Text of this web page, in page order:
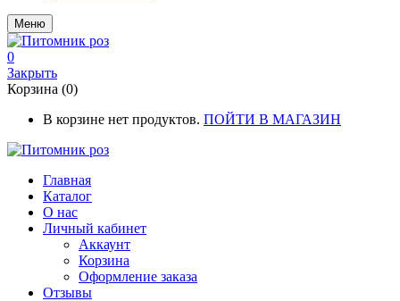
Меню
0
Закрыть
Корзина (0)
В корзине нет продуктов. ПОЙТИ В МАГАЗИН
Главная
Каталог
О нас
Личный кабинет
Аккаунт
Корзина
Оформление заказа
Отзывы